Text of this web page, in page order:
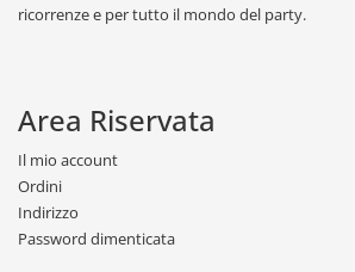
ricorrenze e per tutto il mondo del party.
Area Riservata
Il mio account
Ordini
Indirizzo
Password dimenticata